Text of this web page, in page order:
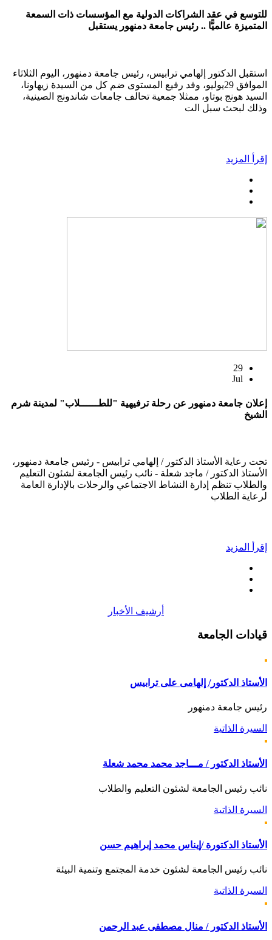
للتوسع في عقد الشراكات الدولية مع المؤسسات ذات السمعة
المتميزة عالميًّا .. رئيس جامعة دمنهور يستقبل
استقبل الدكتور إلهامي ترابيس، رئيس جامعة دمنهور، اليوم الثلاثاء
الموافق 29يوليو، وفد رفيع المستوى ضم كل من السيدة زيهاونا،
السيد هونج بوتاو، ممثلا جمعية تحالف جامعات شاندونج الصينية،
وذلك لبحث سبل الت
إقرأ المزيد
29
Jul
إعلان جامعة دمنهور عن رحلة ترفيهية "للطــــــلاب" لمدينة شرم
الشيخ
تحت رعاية الأستاذ الدكتور / إلهامي ترابيس - رئيس جامعة دمنهور،
الأستاذ الدكتور / ماجد شعلة - نائب رئيس الجامعة لشئون التعليم
والطلاب تنظم إدارة النشاط الاجتماعي والرحلات بالإدارة العامة
لرعاية الطلاب
إقرأ المزيد
أرشيف الأخبار
قيادات الجامعة
الأستاذ الدكتور/ إلهامى على ترابيس
رئيس جامعة دمنهور
السيرة الذاتية
الأستاذ الدكتور / مـــاجد محمد محمد شعلة
نائب رئيس الجامعة لشئون التعليم والطلاب
السيرة الذاتية
الأستاذ الدكتورة /إيناس محمد إبراهيم حسن
نائب رئيس الجامعة لشئون خدمة المجتمع وتنمية البيئة
السيرة الذاتية
الأستاذ الدكتور / منال مصطفى عبد الرحمن